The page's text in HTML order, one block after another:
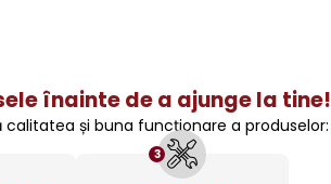
înainte de a ajunge la tine!
și buna funcționare a produselor:
3